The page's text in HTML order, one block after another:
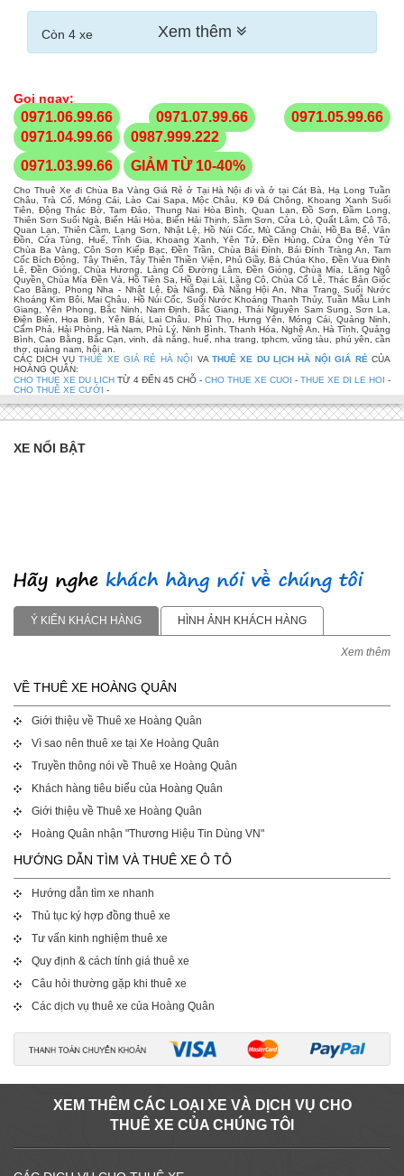
Còn 4 xe Xem thêm
Gọi ngay:
0971.06.99.66 0971.07.99.66
0971.05.99.66
0971.04.99.66
0987.999.222
0971.03.99.66
GIẢM TỪ 10-40%
Cho Thuê Xe đi Chùa Ba Vàng Giá Rẻ ở Tại Hà Nội đi và ở tại Cát Bà, Hạ Long Tuần
Châu, Trà Cổ, Móng Cái, Lào Cai Sapa, Mộc Châu, K9 Đá Chông, Khoang Xanh Suối
Tiên, Động Thác Bờ, Tam Đảo, Thung Nai Hòa Bình, Quan Lạn, Đồ Sơn, Đầm Long,
Thiên Sơn Suối Ngà, Biển Hải Hòa, Biển Hải Thịnh, Sầm Sơn, Cửa Lò, Quất Lâm, Cô Tô,
Quan Lạn, Thiên Cầm, Lạng Sơn, Nhật Lệ, Hồ Núi Cốc, Mù Căng Chải, Hồ Ba Bể, Vân
Đồn, Cửa Tùng, Huế, Tĩnh Gia, Khoang Xanh, Yên Tử, Đền Hùng, Cửa Ông Yên Tử
Chùa Ba Vàng, Côn Sơn Kiếp Bạc, Đền Trần, Chùa Bái Đính, Bái Đính Tràng An, Tam
Cốc Bích Động, Tây Thiên, Tây Thiên Thiền Viện, Phủ Giầy, Bà Chúa Kho, Đền Vua Đinh
Lê, Đền Gióng, Chùa Hương, Làng Cổ Đường Lâm, Đền Gióng, Chùa Mía, Lăng Ngô
Quyền, Chùa Mía Đền Và, Hồ Tiên Sa, Hồ Đại Lải, Lăng Cô, Chùa Cổ Lễ, Thác Bản Giốc
Cao Bằng, Phong Nha - Nhật Lệ, Đà Nẵng, Đà Nẵng Hội An, Nha Trang, Suối Nước
Khoáng Kim Bôi, Mai Châu, Hồ Núi Cốc, Suối Nước Khoáng Thanh Thủy, Tuần Mẫu Linh
Giang, Yên Phong, Bắc Ninh, Nam Định, Bắc Giang, Thái Nguyên Sam Sung, Sơn La,
Điện Biên, Hoa Binh, Yên Bái, Lai Châu, Phú Thọ, Hưng Yên, Móng Cái, Quảng Ninh,
Cẩm Phả, Hải Phòng, Hà Nam, Phủ Lý, Ninh Bình, Thanh Hóa, Nghệ An, Hà Tĩnh, Quảng
Bình, Cao Bằng, Bắc Cạn, vinh, đà nẵng, huế, nha trang, tphcm, vũng tàu, phú yên, cần
thơ, quảng nam, hội an.
CÁC DỊCH VỤTHUÊ XE GIÁ RẺ HÀ NỘI VA THUÊ XE DU LỊCH HÀ NỘI GIÁ RẺ CỦA
HOÀNG QUÂN:
CHO THUE XE DU LICH TỪ 4 ĐẾN 45 CHỖ - CHO THUE XE CUOI - THUE XE DI LE HOI -
CHO THUÊ XE CƯỚI -
XE NỔI BẬT
Ý KIẾN KHÁCH HÀNG HÌNH ẢNH KHÁCH HÀNG
Xem thêm
VỀ THUÊ XE HOÀNG QUÂN
Giới thiệu về Thuê xe Hoàng Quân
Vì sao nên thuê xe tại Xe Hoàng Quân
Truyền thông nói về Thuê xe Hoàng Quân
Khách hàng tiêu biểu của Hoàng Quân
Giới thiệu về Thuê xe Hoàng Quân
Hoàng Quân nhận "Thương Hiệu Tin Dùng VN"
HƯỚNG DẪN TÌM VÀ THUÊ XE Ô TÔ
Hướng dẫn tìm xe nhanh
Thủ tục ký hợp đồng thuê xe
Tư vấn kinh nghiệm thuê xe
Quy định & cách tính giá thuê xe
Câu hỏi thường gặp khi thuê xe
Các dịch vụ thuê xe của Hoàng Quân
XEM THÊM CÁC LOẠI XE VÀ DỊCH VỤ CHO
THUÊ XE CỦA CHÚNG TÔI